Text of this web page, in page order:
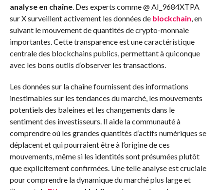
analyse en chaîne. Des experts comme @ AI_9684XTPA
sur X surveillent activement les données de blockchain , en
suivant le mouvement de quantités de crypto-monnaie
importantes. Cette transparence est une caractéristique
centrale des blockchains publics, permettant à quiconque
avec les bons outils d’observer les transactions.
Les données sur la chaîne fournissent des informations
inestimables sur les tendances du marché, les mouvements
potentiels des baleines et les changements dans le
sentiment des investisseurs. Il aide la communauté à
comprendre où les grandes quantités d’actifs numériques se
déplacent et qui pourraient être à l’origine de ces
mouvements, même si les identités sont présumées plutôt
que explicitement confirmées. Une telle analyse est cruciale
pour comprendre la dynamique du marché plus large et